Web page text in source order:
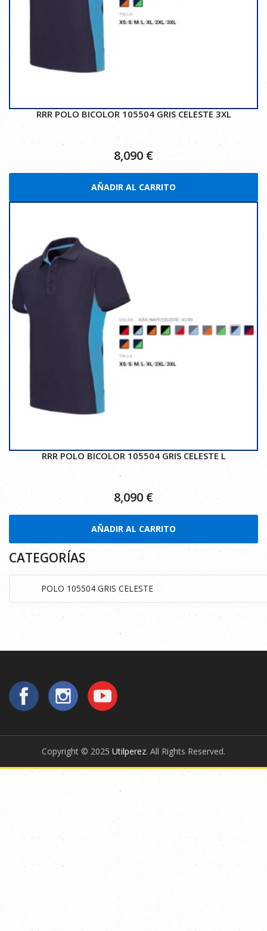
RRR POLO BICOLOR 105504 GRIS CELESTE 3XL
8,090 €
AÑADIR AL CARRITO
RRR POLO BICOLOR 105504 GRIS CELESTE L
8,090 €
AÑADIR AL CARRITO
CATEGORÍAS
Copyright © 2025 Utilperez. All Rights Reserved.